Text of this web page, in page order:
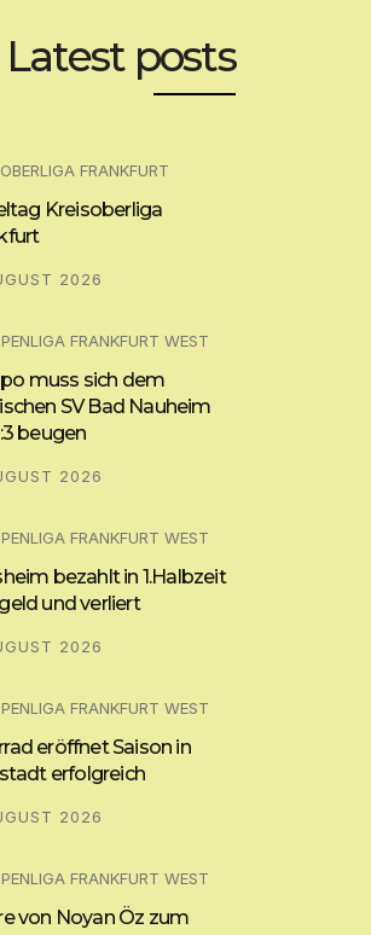
Latest posts
FRANKFURT
Kreisoberliga
2026
FRANKFURT WEST
muss sich dem
SV Bad Nauheim
beugen
2026
FRANKFURT WEST
bezahlt in 1.Halbzeit
und verliert
2026
FRANKFURT WEST
eröffnet Saison in
erfolgreich
2026
FRANKFURT WEST
von Noyan Öz zum